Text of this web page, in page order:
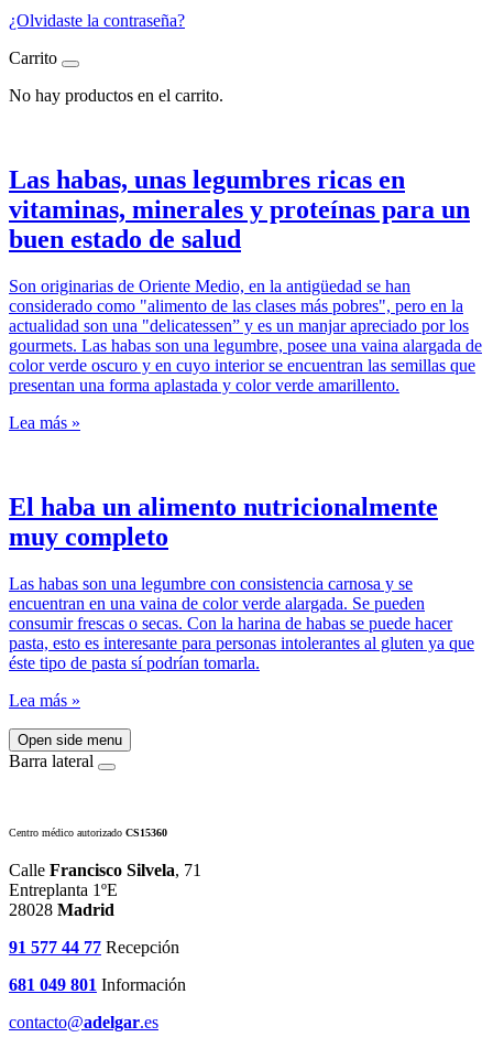
¿Olvidaste la contraseña?
Carrito
No hay productos en el carrito.
Las habas, unas legumbres ricas en
vitaminas, minerales y proteínas para un
buen estado de salud
Son originarias de Oriente Medio, en la antigüedad se han
considerado como "alimento de las clases más pobres", pero en la
actualidad son una "delicatessen” y es un manjar apreciado por los
gourmets. Las habas son una legumbre, posee una vaina alargada de
color verde oscuro y en cuyo interior se encuentran las semillas que
presentan una forma aplastada y color verde amarillento.
Lea más »
El haba un alimento nutricionalmente
muy completo
Las habas son una legumbre con consistencia carnosa y se
encuentran en una vaina de color verde alargada. Se pueden
consumir frescas o secas. Con la harina de habas se puede hacer
pasta, esto es interesante para personas intolerantes al gluten ya que
éste tipo de pasta sí podrían tomarla.
Lea más »
Open side menu
Barra lateral
Centro médico autorizado CS15360
Calle Francisco Silvela, 71
Entreplanta 1ºE
28028 Madrid
91 577 44 77 Recepción
681 049 801 Información
contacto@adelgar.es